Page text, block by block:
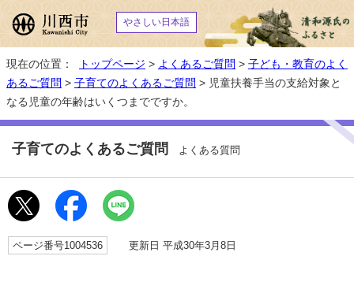
やさしい日本語
現在の位置： トップページ > よくあるご質問 > 子ども・教育のよく
あるご質問 > 子育てのよくあるご質問 > 児童扶養手当の支給対象と
なる児童の年齢はいくつまでですか。
子育てのよくあるご質問 よくある質問
ページ番号1004536 更新日 平成30年3月8日